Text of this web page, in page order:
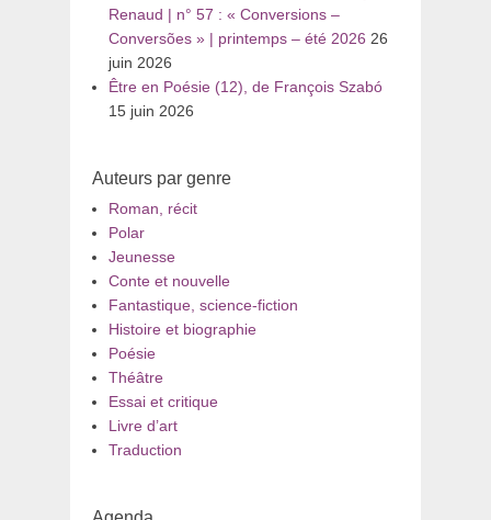
Renaud | n° 57 : « Conversions –
Conversões » | printemps – été 2026 26
juin 2026
Être en Poésie (12), de François Szabó
15 juin 2026
Auteurs par genre
Roman, récit
Polar
Jeunesse
Conte et nouvelle
Fantastique, science-fiction
Histoire et biographie
Poésie
Théâtre
Essai et critique
Livre d’art
Traduction